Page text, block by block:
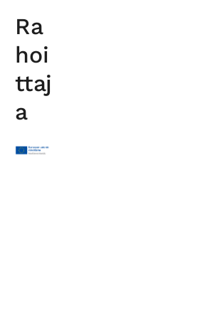
Ra
hoi
ttaj
a